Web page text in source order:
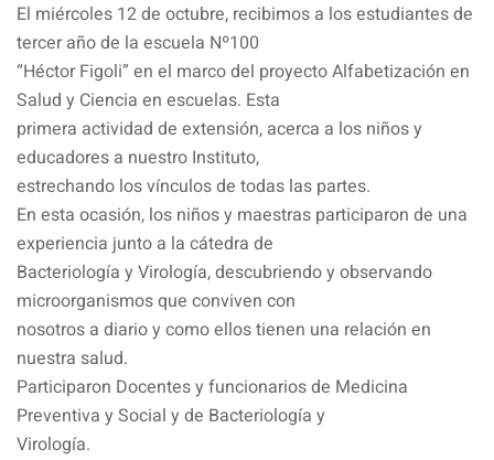
El miércoles 12 de octubre, recibimos a los estudiantes de
tercer año de la escuela Nº100
“Héctor Figoli” en el marco del proyecto Alfabetización en
Salud y Ciencia en escuelas. Esta
primera actividad de extensión, acerca a los niños y
educadores a nuestro Instituto,
estrechando los vínculos de todas las partes.
En esta ocasión, los niños y maestras participaron de una
experiencia junto a la cátedra de
Bacteriología y Virología, descubriendo y observando
microorganismos que conviven con
nosotros a diario y como ellos tienen una relación en
nuestra salud.
Participaron Docentes y funcionarios de Medicina
Preventiva y Social y de Bacteriología y
Virología.